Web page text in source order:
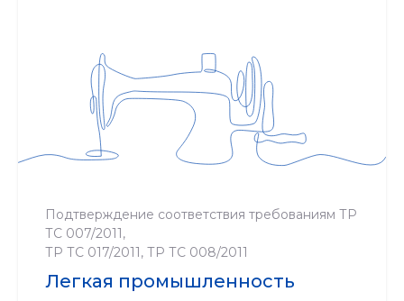
Автоматизация
Надежность
Подтверждение соответствия требованиям ТР
ТС 007/2011,
ТР ТС 017/2011, ТР ТС 008/2011
Легкая промышленность